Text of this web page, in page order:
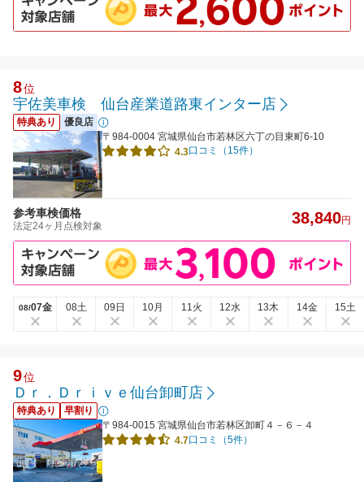
8位
宇佐美車検 仙台産業道路東インター店
特典あり
優良店
〒984-0004 宮城県仙台市若林区六丁の目東町6-10
4.3口コミ（15件）
参考車検価格
法定24ヶ月点検対象 38,840円
08/07金 08土 09日 10月 11火 12水 13木 14金 15土
9位
Ｄｒ．Ｄｒｉｖｅ仙台卸町店
特典あり
早割り
〒984-0015 宮城県仙台市若林区卸町４－６－４
4.7口コミ（5件）